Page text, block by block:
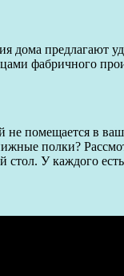
предлагают
фабричного
помещается в
полки?
У каждого